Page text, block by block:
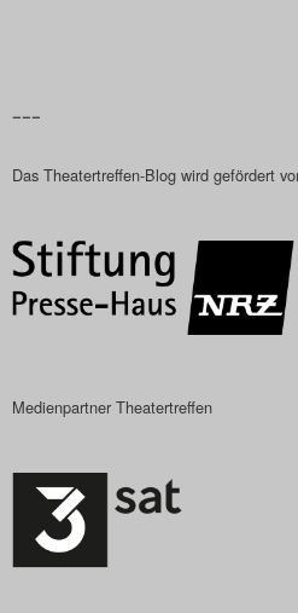
Das
Das
2018
Das
Das
–––
Das Theatertreffen-Blog wird gefördert
Medienpartner Theatertreffen